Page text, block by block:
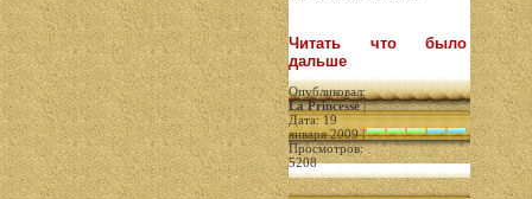
Читать что было
дальше
Опубликовал:
La Princesse|
Дата: 19
января 2009 |
Просмотров:
5208